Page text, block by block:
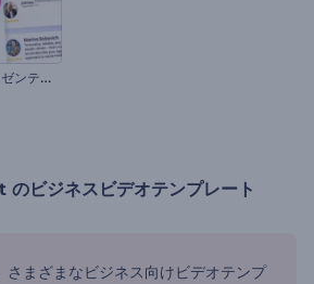
会
社用の「クリーン」プレゼンテーション
ビジネスビデオテンプレート
さまざまなビジネス向けビデオテンプ